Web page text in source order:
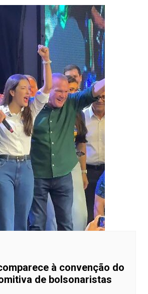
à convenção do
de bolsonaristas